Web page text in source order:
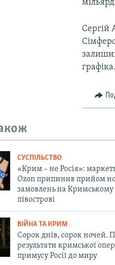
Сергій
графіка.
СУСПІЛЬСТВО
«Крим – не Росія»:
Ozon припинив прийом
замовлень на Кримському
півострові
ВІЙНА ТА КРИМ
Сорок днів, сорок ночей.
результати кримської
примусу Росії до миру